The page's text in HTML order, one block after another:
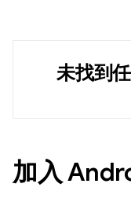
未找到任
加入